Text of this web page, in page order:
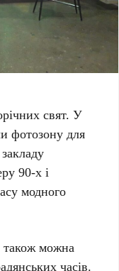
свят. У
фотозону для
90-х і
модного
також можна
часів.